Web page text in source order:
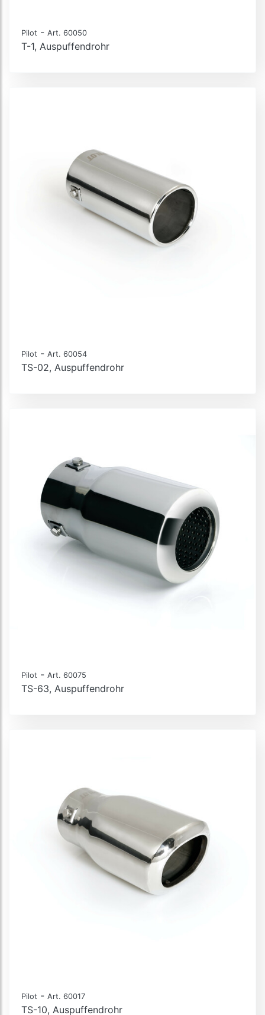
Pilot - Art. 60050
T-1, Auspuffendrohr
Pilot - Art. 60054
TS-02, Auspuffendrohr
Pilot - Art. 60075
TS-63, Auspuffendrohr
Pilot - Art. 60017
TS-10, Auspuffendrohr